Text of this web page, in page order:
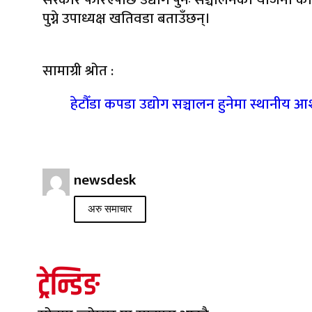
पुग्ने उपाध्यक्ष खतिवडा बताउँछन्।
सामाग्री श्रोत :
हेटौँडा कपडा उद्योग सञ्चालन हुनेमा स्थानीय
newsdesk
अरु समाचार
ट्रेन्डिङ